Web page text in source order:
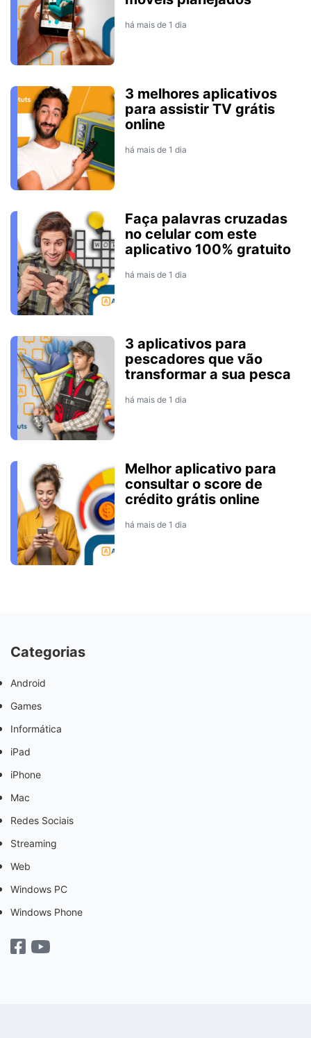
há mais de 1 dia
3 melhores aplicativos
para assistir TV grátis
online
há mais de 1 dia
Faça palavras cruzadas
no celular com este
aplicativo 100% gratuito
há mais de 1 dia
3 aplicativos para
pescadores que vão
transformar a sua pesca
há mais de 1 dia
Melhor aplicativo para
consultar o score de
crédito grátis online
há mais de 1 dia
Categorias
Android
Games
Informática
iPad
iPhone
Mac
Redes Sociais
Streaming
Web
Windows PC
Windows Phone